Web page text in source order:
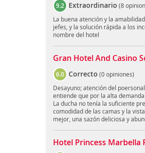
9.2 Extraordinario (8
La buena atención y la
jefes, y la solución rápida a los
nombre del hotel
Gran Hotel And Casino
6.0 Correcto (0 opiniones)
Desayuno; atención del
entiende que por la alta
La ducha no tenía la suficiente
comodidad de las camas y la
mejor, una sazón deliciosa y
Hotel Princess Marbella